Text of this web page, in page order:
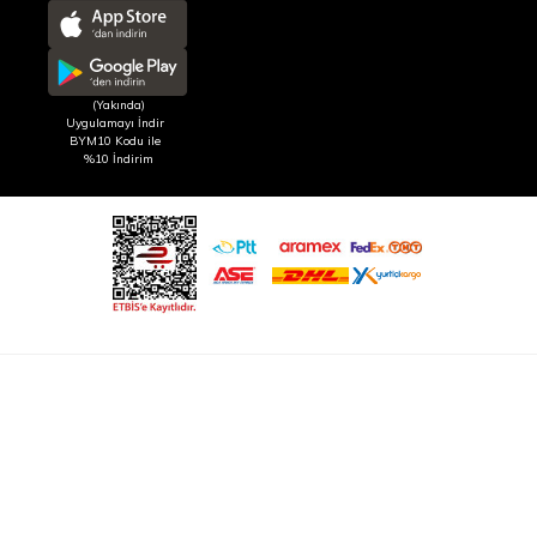
(Yakında)
Uygulamayı İndir
BYM10 Kodu ile
%10 İndirim